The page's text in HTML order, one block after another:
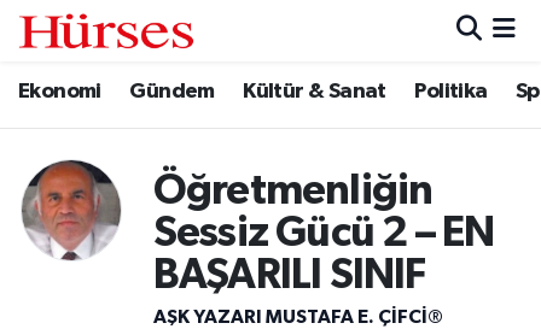
Ekonomi Gündem Kültür & Sanat Politika
Öğretmenliğin
Sessiz Gücü 2 – EN
BAŞARILI SINIF
AŞK YAZARI MUSTAFA E. ÇIFCI®
Ekonomi
Kültür & Sanat
Hava Durumu
Süper Lig Puan Durumu ve Fikstür
Tüm Manşetler